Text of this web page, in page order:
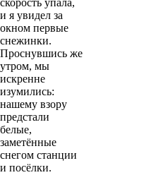
скорость упала,
и я увидел за
окном первые
снежинки.
Проснувшись же
утром, мы
искренне
изумились:
нашему взору
предстали
белые,
заметённые
снегом станции
и посёлки.